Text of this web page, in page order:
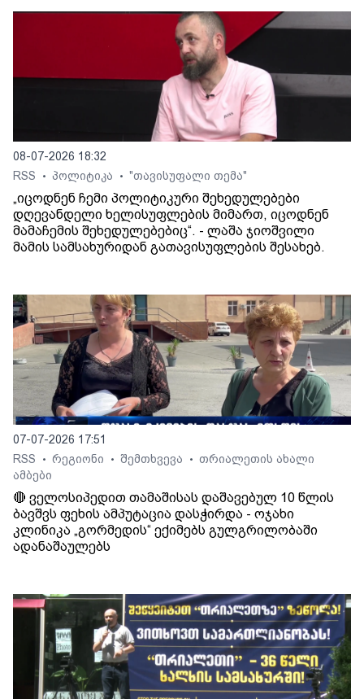
08-07-2026 18:32
RSS
• პოლიტიკა • "თავისუფალი თემა"
„იცოდნენ ჩემი პოლიტიკური შეხედულებები
დღევანდელი ხელისუფლების მიმართ, იცოდნენ
მამაჩემის შეხედულებებიც“. - ლაშა ჯიოშვილი
მამის სამსახურიდან გათავისუფლების შესახებ.
07-07-2026 17:51
RSS
• რეგიონი • შემთხვევა • თრიალეთის ახალი
ამბები
🔴 ველოსიპედით თამაშისას დაშავებულ 10 წლის
ბავშვს ფეხის ამპუტაცია დასჭირდა - ოჯახი
კლინიკა „გორმედის“ ექიმებს გულგრილობაში
ადანაშაულებს